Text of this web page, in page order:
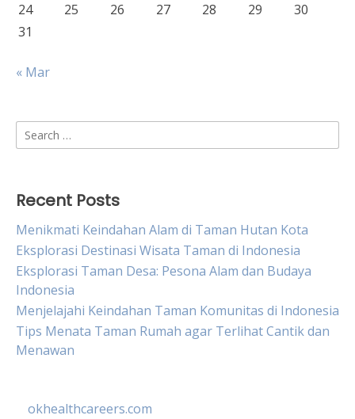
24
25 26 27 28 29
30
31
« Mar
Search
for:
Recent Posts
Menikmati Keindahan Alam di Taman Hutan Kota
Eksplorasi Destinasi Wisata Taman di Indonesia
Eksplorasi Taman Desa: Pesona Alam dan Budaya
Indonesia
Menjelajahi Keindahan Taman Komunitas di Indonesia
Tips Menata Taman Rumah agar Terlihat Cantik dan
Menawan
okhealthcareers.com